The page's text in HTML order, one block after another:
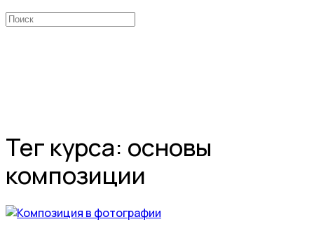
Искать:
Тег курса: основы
композиции